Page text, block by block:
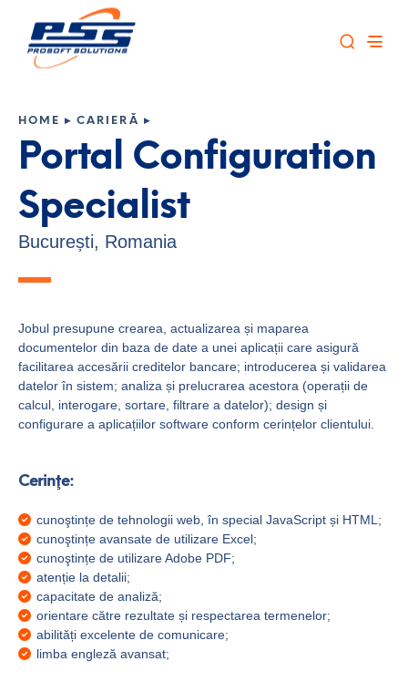
HOME ▸ CARIERĂ ▸
Portal Configuration
Specialist
București, Romania
Jobul presupune crearea, actualizarea și maparea
documentelor din baza de date a unei aplicații care asigură
facilitarea accesării creditelor bancare; introducerea și validarea
datelor în sistem; analiza și prelucrarea acestora (operații de
calcul, interogare, sortare, filtrare a datelor); design și
configurare a aplicațiilor software conform cerințelor clientului.
Cerinţe:
cunoştințe de tehnologii web, în special JavaScript și HTML;
cunoştințe avansate de utilizare Excel;
cunoştințe de utilizare Adobe PDF;
atenție la detalii;
capacitate de analiză;
orientare către rezultate și respectarea termenelor;
abilități excelente de comunicare;
limba engleză avansat;